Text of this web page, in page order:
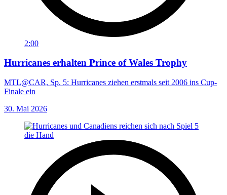
2:00
Hurricanes erhalten Prince of Wales Trophy
MTL@CAR, Sp. 5: Hurricanes ziehen erstmals seit 2006 ins Cup-
Finale ein
30. Mai 2026